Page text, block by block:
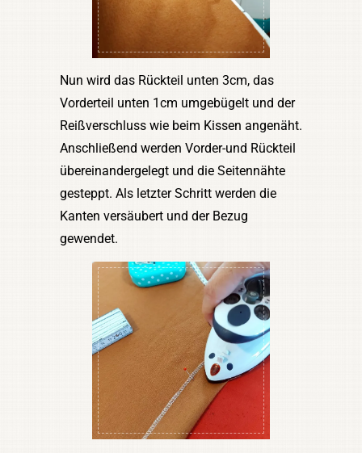
Nun wird das Rückteil unten 3cm, das
Vorderteil unten 1cm umgebügelt und der
Reißverschluss wie beim Kissen angenäht.
Anschließend werden Vorder-und Rückteil
übereinandergelegt und die Seitennähte
gesteppt. Als letzter Schritt werden die
Kanten versäubert und der Bezug
gewendet.